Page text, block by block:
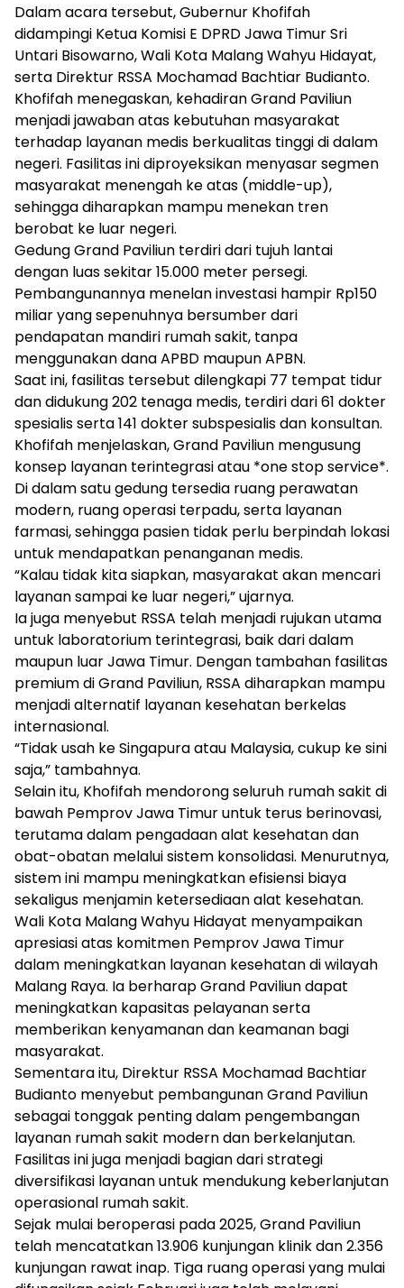
Dalam acara tersebut, Gubernur Khofifah
didampingi Ketua Komisi E DPRD Jawa Timur Sri
Untari Bisowarno, Wali Kota Malang Wahyu Hidayat,
serta Direktur RSSA Mochamad Bachtiar Budianto.
Khofifah menegaskan, kehadiran Grand Paviliun
menjadi jawaban atas kebutuhan masyarakat
terhadap layanan medis berkualitas tinggi di dalam
negeri. Fasilitas ini diproyeksikan menyasar segmen
masyarakat menengah ke atas (middle-up),
sehingga diharapkan mampu menekan tren
berobat ke luar negeri.
Gedung Grand Paviliun terdiri dari tujuh lantai
dengan luas sekitar 15.000 meter persegi.
Pembangunannya menelan investasi hampir Rp150
miliar yang sepenuhnya bersumber dari
pendapatan mandiri rumah sakit, tanpa
menggunakan dana APBD maupun APBN.
Saat ini, fasilitas tersebut dilengkapi 77 tempat tidur
dan didukung 202 tenaga medis, terdiri dari 61 dokter
spesialis serta 141 dokter subspesialis dan konsultan.
Khofifah menjelaskan, Grand Paviliun mengusung
konsep layanan terintegrasi atau *one stop service*.
Di dalam satu gedung tersedia ruang perawatan
modern, ruang operasi terpadu, serta layanan
farmasi, sehingga pasien tidak perlu berpindah lokasi
untuk mendapatkan penanganan medis.
“Kalau tidak kita siapkan, masyarakat akan mencari
layanan sampai ke luar negeri,” ujarnya.
Ia juga menyebut RSSA telah menjadi rujukan utama
untuk laboratorium terintegrasi, baik dari dalam
maupun luar Jawa Timur. Dengan tambahan fasilitas
premium di Grand Paviliun, RSSA diharapkan mampu
menjadi alternatif layanan kesehatan berkelas
internasional.
“Tidak usah ke Singapura atau Malaysia, cukup ke sini
saja,” tambahnya.
Selain itu, Khofifah mendorong seluruh rumah sakit di
bawah Pemprov Jawa Timur untuk terus berinovasi,
terutama dalam pengadaan alat kesehatan dan
obat-obatan melalui sistem konsolidasi. Menurutnya,
sistem ini mampu meningkatkan efisiensi biaya
sekaligus menjamin ketersediaan alat kesehatan.
Wali Kota Malang Wahyu Hidayat menyampaikan
apresiasi atas komitmen Pemprov Jawa Timur
dalam meningkatkan layanan kesehatan di wilayah
Malang Raya. Ia berharap Grand Paviliun dapat
meningkatkan kapasitas pelayanan serta
memberikan kenyamanan dan keamanan bagi
masyarakat.
Sementara itu, Direktur RSSA Mochamad Bachtiar
Budianto menyebut pembangunan Grand Paviliun
sebagai tonggak penting dalam pengembangan
layanan rumah sakit modern dan berkelanjutan.
Fasilitas ini juga menjadi bagian dari strategi
diversifikasi layanan untuk mendukung keberlanjutan
operasional rumah sakit.
Sejak mulai beroperasi pada 2025, Grand Paviliun
telah mencatatkan 13.906 kunjungan klinik dan 2.356
kunjungan rawat inap. Tiga ruang operasi yang mulai